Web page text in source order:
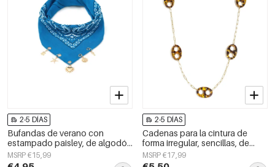
2-5 DÍAS
Bufandas de verano con
estampado paisley, de algodón
clásico, accesorios para el día a
día.
MSRP €15,99
2-5 DÍAS
Cadenas para la cintura de
forma irregular, sencillas, de
acero inoxidable, accesorios de
uso diario.
MSRP €17,99